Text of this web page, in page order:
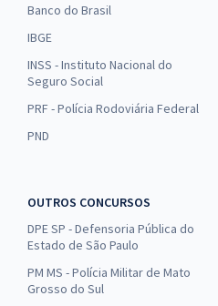
Banco do Brasil
IBGE
INSS - Instituto Nacional do
Seguro Social
PRF - Polícia Rodoviária Federal
PND
OUTROS CONCURSOS
DPE SP - Defensoria Pública do
Estado de São Paulo
PM MS - Polícia Militar de Mato
Grosso do Sul